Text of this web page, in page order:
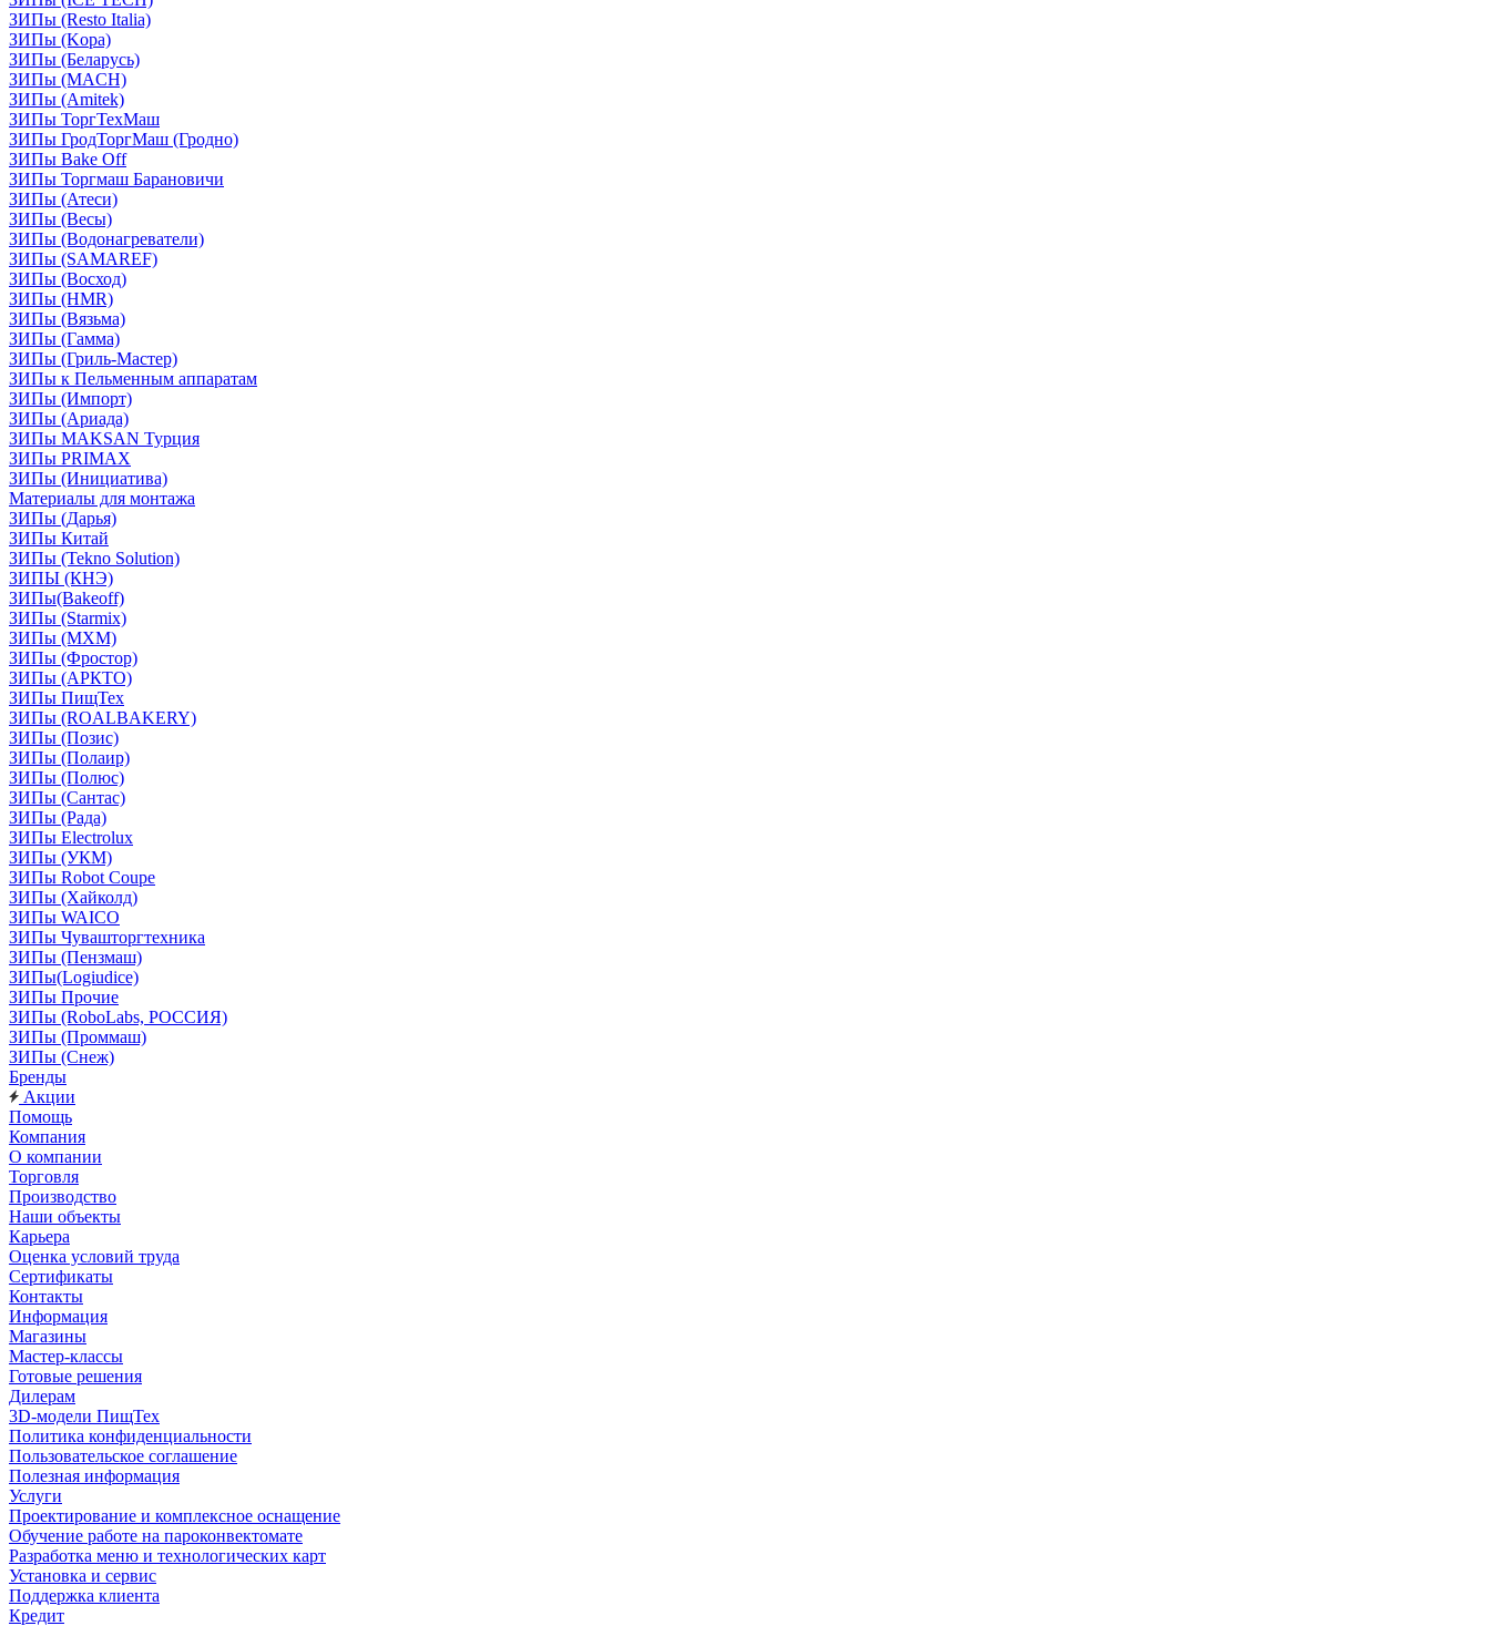
ЗИПы (Resto Italia)
ЗИПы (Kopa)
ЗИПы (Беларусь)
ЗИПы (MACH)
ЗИПы (Amitek)
ЗИПы ТоргТехМаш
ЗИПы ГродТоргМаш (Гродно)
ЗИПы Bake Off
ЗИПы Торгмаш Барановичи
ЗИПы (Атеси)
ЗИПы (Весы)
ЗИПы (Водонагреватели)
ЗИПы (SAMAREF)
ЗИПы (Восход)
ЗИПы (HMR)
ЗИПы (Вязьма)
ЗИПы (Гамма)
ЗИПы (Гриль-Мастер)
ЗИПы к Пельменным аппаратам
ЗИПы (Импорт)
ЗИПы (Ариада)
ЗИПы MAKSAN Турция
ЗИПы PRIMAX
ЗИПы (Инициатива)
Материалы для монтажа
ЗИПы (Дарья)
ЗИПы Китай
ЗИПы (Tekno Solution)
ЗИПЫ (КНЭ)
ЗИПы(Bakeoff)
ЗИПы (Starmix)
ЗИПы (МХМ)
ЗИПы (Фростор)
ЗИПы (АРКТО)
ЗИПы ПищТех
ЗИПы (ROALBAKERY)
ЗИПы (Позис)
ЗИПы (Полаир)
ЗИПы (Полюс)
ЗИПы (Сантас)
ЗИПы (Рада)
ЗИПы Electrolux
ЗИПы (УКМ)
ЗИПы Robot Coupe
ЗИПы (Хайколд)
ЗИПы WAICO
ЗИПы Чувашторгтехника
ЗИПы (Пензмаш)
ЗИПы(Logiudice)
ЗИПы Прочие
ЗИПы (RoboLabs, РОССИЯ)
ЗИПы (Проммаш)
ЗИПы (Снеж)
Бренды
Акции
Помощь
Компания
О компании
Торговля
Производство
Наши объекты
Карьера
Оценка условий труда
Сертификаты
Контакты
Информация
Магазины
Мастер-классы
Готовые решения
Дилерам
3D-модели ПищТех
Политика конфиденциальности
Пользовательское соглашение
Полезная информация
Услуги
Проектирование и комплексное оснащение
Обучение работе на пароконвектомате
Разработка меню и технологических карт
Установка и сервис
Поддержка клиента
Кредит